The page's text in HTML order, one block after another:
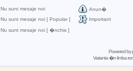
Nu sunt mesaje noi
Anun�
Nu sunt mesaje noi [ Popular ]
Important
Nu sunt mesaje noi [ �nchis ]
Powered by
Varianta �n limba